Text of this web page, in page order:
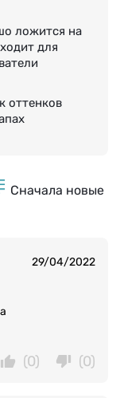
ложится на
для
оттенков
Сначала новые
29/04/2022
(0)
(0)